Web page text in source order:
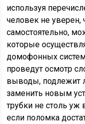
используя
человек не уверен,
самостоятельно,
которые
домофонных
проведут осмотр
выводы, подлежит
заменить новым
трубки не столь уж
если поломка